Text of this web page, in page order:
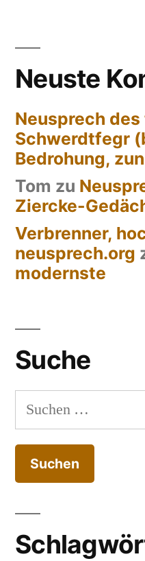
Neuste
Neusprech des
Schwerdtfegr
Bedrohung,
Tom zu
Ziercke-
Verbrenner,
neusprech.org
modernste
Suche
Suchen
nach: